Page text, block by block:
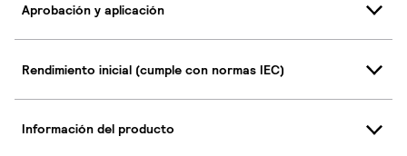
Aprobación y aplicación
Rendimiento inicial (cumple con normas IEC)
Información del producto